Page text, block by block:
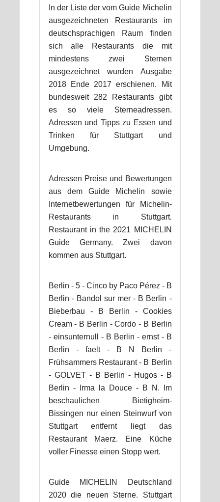
In der Liste der vom Guide Michelin
ausgezeichneten Restaurants im
deutschsprachigen Raum finden
sich alle Restaurants die mit
mindestens zwei Sternen
ausgezeichnet wurden Ausgabe
2018 Ende 2017 erschienen. Mit
bundesweit 282 Restaurants gibt
es so viele Sterneadressen.
Adressen und Tipps zu Essen und
Trinken für Stuttgart und
Umgebung.
Adressen Preise und Bewertungen
aus dem Guide Michelin sowie
Internetbewertungen für Michelin-
Restaurants in Stuttgart.
Restaurant in the 2021 MICHELIN
Guide Germany. Zwei davon
kommen aus Stuttgart.
Berlin - 5 - Cinco by Paco Pérez - B
Berlin - Bandol sur mer - B Berlin -
Bieberbau - B Berlin - Cookies
Cream - B Berlin - Cordo - B Berlin
- einsunternull - B Berlin - ernst - B
Berlin - faelt - B N Berlin -
Frühsammers Restaurant - B Berlin
- GOLVET - B Berlin - Hugos - B
Berlin - Irma la Douce - B N. Im
beschaulichen Bietigheim-
Bissingen nur einen Steinwurf von
Stuttgart entfernt liegt das
Restaurant Maerz. Eine Küche
voller Finesse einen Stopp wert.
Guide MICHELIN Deutschland
2020 die neuen Sterne. Stuttgart